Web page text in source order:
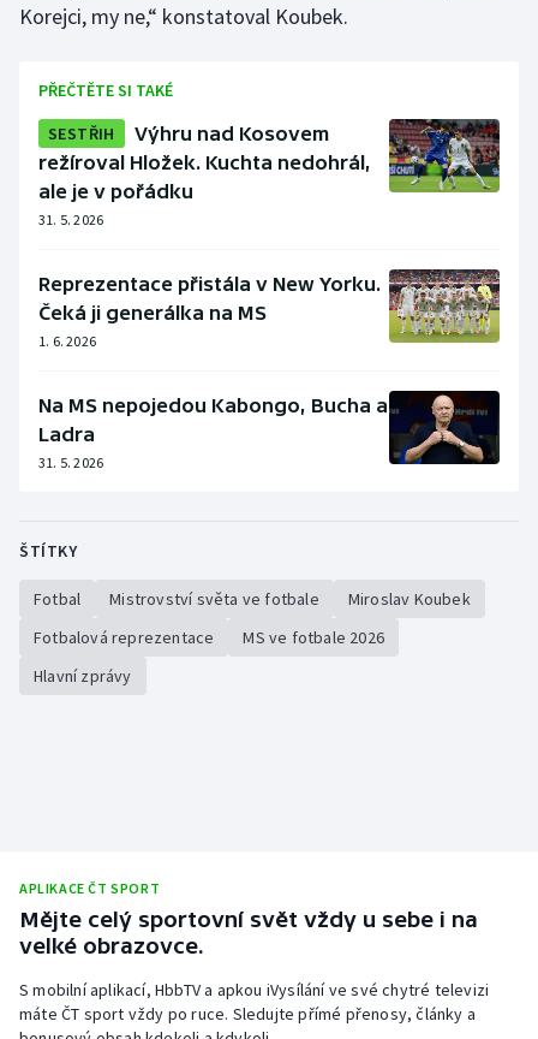
Korejci, my ne,“ konstatoval Koubek.
PŘEČTĚTE SI TAKÉ
SESTŘIH
Výhru nad Kosovem
režíroval Hložek. Kuchta nedohrál,
ale je v pořádku
31. 5. 2026
Reprezentace přistála v New Yorku.
Čeká ji generálka na MS
1. 6. 2026
Na MS nepojedou Kabongo, Bucha a
Ladra
31. 5. 2026
ŠTÍTKY
Fotbal Mistrovství světa ve fotbale
Miroslav Koubek
Fotbalová reprezentace
MS ve fotbale 2026
Hlavní zprávy
APLIKACE ČT SPORT
Mějte celý sportovní svět vždy u sebe i na
velké obrazovce.
S mobilní aplikací, HbbTV a apkou iVysílání ve své chytré televizi
máte ČT sport vždy po ruce. Sledujte přímé přenosy, články a